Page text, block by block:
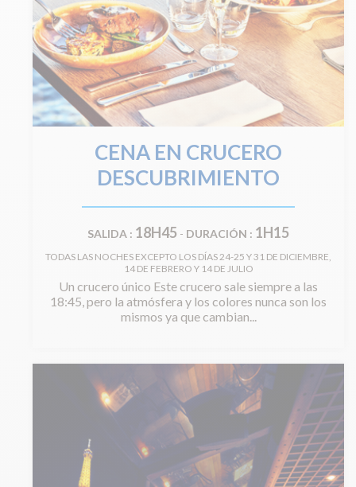
CENA EN CRUCERO
DESCUBRIMIENTO
SALIDA : 18H45 - DURACIÓN : 1H15
TODAS LAS NOCHES EXCEPTO LOS DÍAS 24-25 Y 31 DE DICIEMBRE,
14 DE FEBRERO Y 14 DE JULIO
Un crucero único Este crucero sale siempre a las
18:45, pero la atmósfera y los colores nunca son los
mismos ya que cambian...